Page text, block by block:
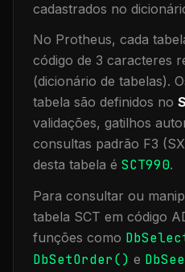
cadastrados no
No Protheus, cada
código de 3 caracteres
(dicionário de tabelas).
tabela são definidos no
validações, gatilhos
consultas padrão F3
desta tabela é SCT990.
Para consultar ou
tabela SCT em código
funções como
DbSetOrder() e